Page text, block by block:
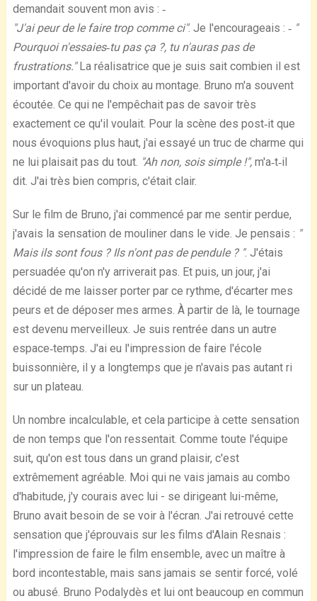
demandait souvent mon avis : ‐
"J'ai peur de le faire trop comme ci". Je l'encourageais : ‐ "
Pourquoi n'essaies‐tu pas ça ?, tu n'auras pas de
frustrations."La réalisatrice que je suis sait combien il est
important d'avoir du choix au montage. Bruno m'a souvent
écoutée. Ce qui ne l'empêchait pas de savoir très
exactement ce qu'il voulait. Pour la scène des post‐it que
nous évoquions plus haut, j'ai essayé un truc de charme qui
ne lui plaisait pas du tout. "Ah non, sois simple !",m'a‐t‐il
dit. J'ai très bien compris, c'était clair.
Sur le film de Bruno, j'ai commencé par me sentir perdue,
j'avais la sensation de mouliner dans le vide. Je pensais : "
Mais ils sont fous ? Ils n'ont pas de pendule ? ". J'étais
persuadée qu'on n'y arriverait pas. Et puis, un jour, j'ai
décidé de me laisser porter par ce rythme, d'écarter mes
peurs et de déposer mes armes. À partir de là, le tournage
est devenu merveilleux. Je suis rentrée dans un autre
espace‐temps. J'ai eu l'impression de faire l'école
buissonnière, il y a longtemps que je n'avais pas autant ri
sur un plateau.
Un nombre incalculable, et cela participe à cette sensation
de non temps que l'on ressentait. Comme toute l'équipe
suit, qu'on est tous dans un grand plaisir, c'est
extrêmement agréable. Moi qui ne vais jamais au combo
d'habitude, j'y courais avec lui - se dirigeant lui-même,
Bruno avait besoin de se voir à l'écran. J'ai retrouvé cette
sensation que j'éprouvais sur les films d'Alain Resnais :
l'impression de faire le film ensemble, avec un maître à
bord incontestable, mais sans jamais se sentir forcé, volé
ou abusé. Bruno Podalydès et lui ont beaucoup en commun